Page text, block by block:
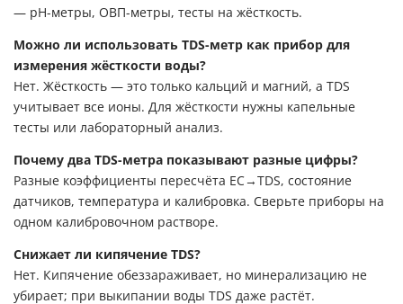
— pH-метры, ОВП-метры, тесты на жёсткость.
Можно ли использовать TDS-метр как прибор для
измерения жёсткости воды?
Нет. Жёсткость — это только кальций и магний, а TDS
учитывает все ионы. Для жёсткости нужны капельные
тесты или лабораторный анализ.
Почему два TDS-метра показывают разные цифры?
Разные коэффициенты пересчёта EC→TDS, состояние
датчиков, температура и калибровка. Сверьте приборы на
одном калибровочном растворе.
Снижает ли кипячение TDS?
Нет. Кипячение обеззараживает, но минерализацию не
убирает; при выкипании воды TDS даже растёт.